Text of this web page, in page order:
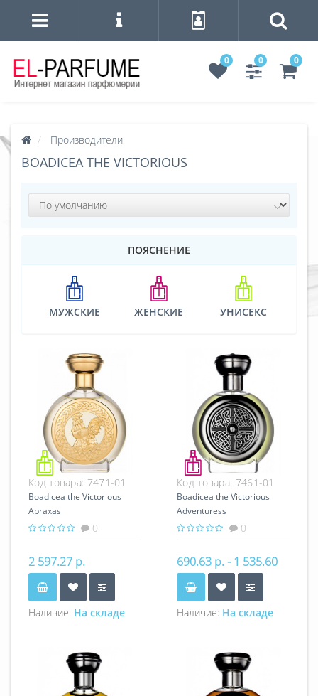
0 0 0
Производители
BOADICEA THE VICTORIOUS
ПОЯСНЕНИЕ
МУЖСКИЕ ЖЕНСКИЕ УНИСЕКС
Код товара: 7471-01
Boadicea the Victorious
Abraxas
0
2 597.27 р.
Наличие: На складе
Код товара: 7461-01
Boadicea the Victorious
Adventuress
0
690.63 р. - 1 535.60
р.
Наличие: На складе